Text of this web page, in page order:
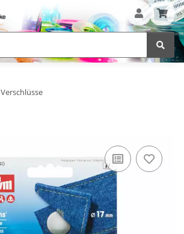
Verschlüsse